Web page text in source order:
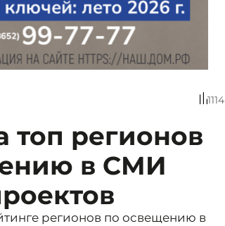
1114
топ регионов
в СМИ
регионов по освещению в